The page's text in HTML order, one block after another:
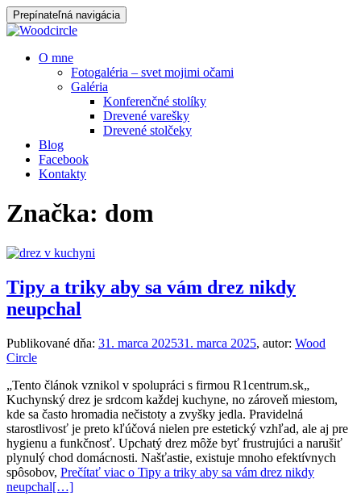
Prepínateľná navigácia
Prejsť
O mne
Fotogaléria – svet mojimi očami
Galéria
Konferenčné stolíky
Drevené varešky
Drevené stolčeky
Blog
Facebook
Kontakty
Značka: dom
Tipy a triky aby sa vám drez nikdy
neupchal
Publikované dňa: 31. marca 202531. marca 2025, autor: Wood
Circle
„Tento článok vznikol v spolupráci s firmou R1centrum.sk„
Kuchynský drez je srdcom každej kuchyne, no zároveň miestom,
kde sa často hromadia nečistoty a zvyšky jedla. Pravidelná
starostlivosť je preto kľúčová nielen pre estetický vzhľad, ale aj pre
hygienu a funkčnosť. Upchatý drez môže byť frustrujúci a narušiť
plynulý chod domácnosti. Našťastie, existuje mnoho efektívnych
spôsobov, Prečítať viac o Tipy a triky aby sa vám drez nikdy
neupchal[…]